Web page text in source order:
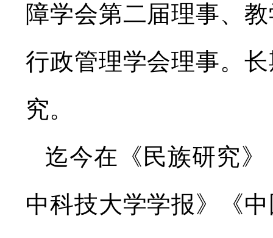
障学会第二届理事、
行政管理学会理事。
究。
迄今在《民族研究
中科技大学学报》《